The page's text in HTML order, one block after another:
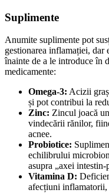
Suplimente
Anumite suplimente pot
gestionarea inflamației, dar
înainte de a le introduce în
medicamente:
Omega-3: Acizii
și pot contribui la
Zinc: Zincul joacă
vindecării rănilor,
acnee.
Probiotice:
echilibrului
asupra „axei intestin-
Vitamina D:
afecțiuni inflamatorii,